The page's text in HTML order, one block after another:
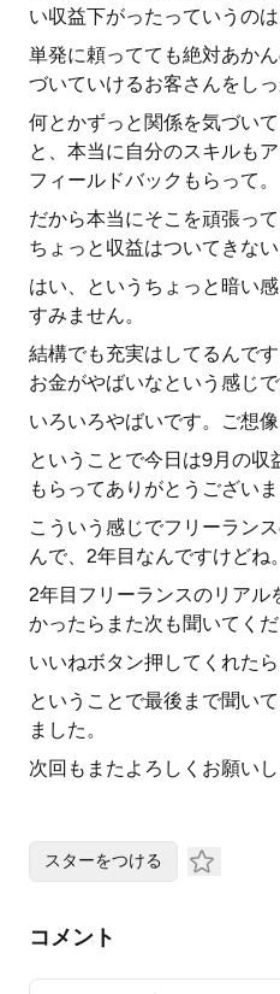
い収益下がったっていうのは
単発に頼ってても絶対あか
づいていけるお客さんをしっ
何とかずっと関係を気づい
と、本当に自分のスキルも
フィールドバックもらって。
だから本当にそこを頑張っ
ちょっと収益はついてきな
はい、というちょっと暗い
すみません。
結構でも充実はしてるんで
お金がやばいなという感じで
いろいろやばいです。ご想像
ということで今日は9月の収
もらってありがとうございま
こういう感じでフリーラン
んで、2年目なんですけどね。
2年目フリーランスのリアル
かったらまた次も聞いてくだ
いいねボタン押してくれた
ということで最後まで聞い
ました。
次回もまたよろしくお願い
スターをつける
コメント